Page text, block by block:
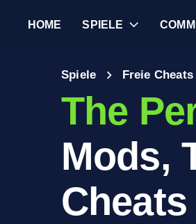
HOME SPIELE
Spiele Freie Cheats
The
Mods,
Cheats